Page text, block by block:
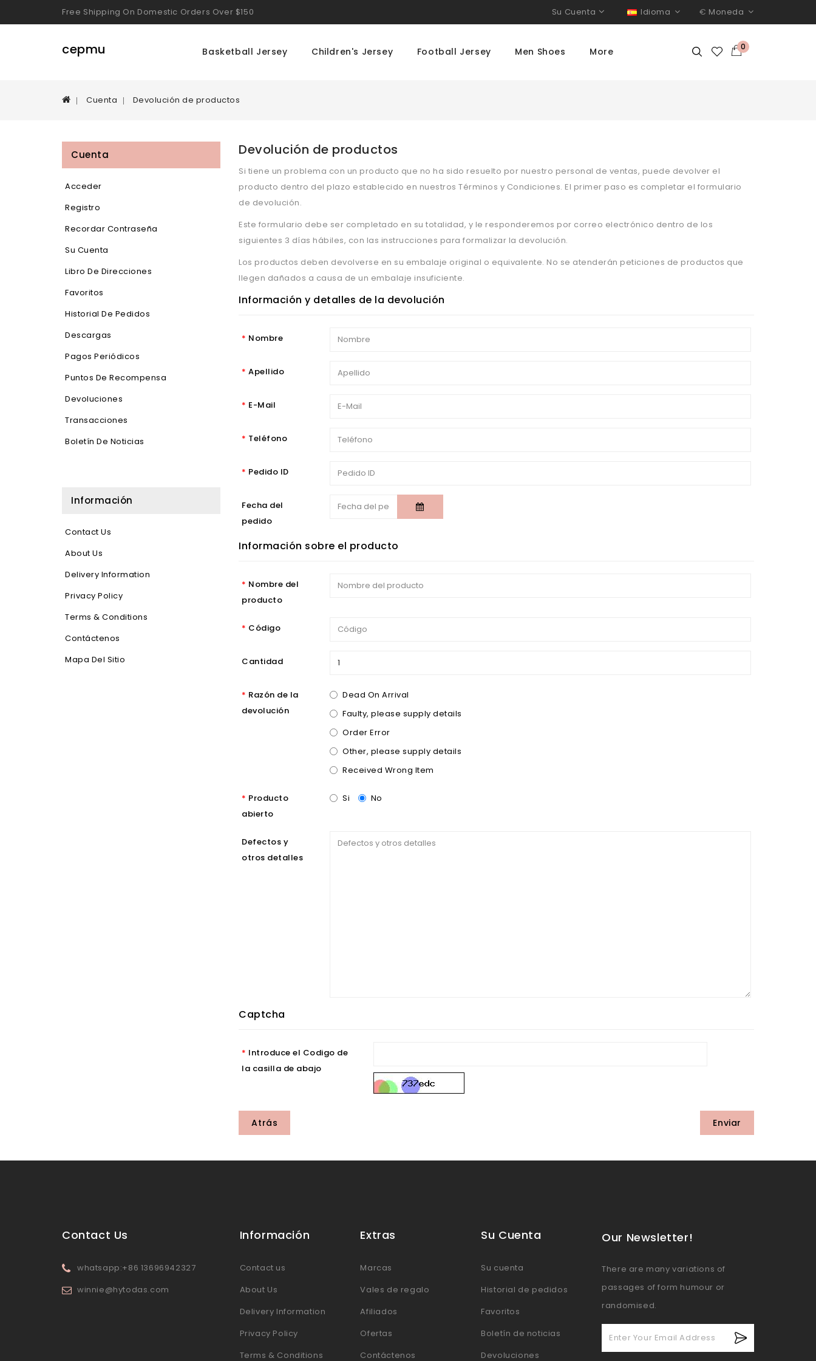
Free Shipping On Domestic Orders Over $150 Su Cuenta Idioma € Moneda
cepmu 0
Basketball Jersey Children's Jersey Football Jersey Men Shoes More
Cuenta Devolución de productos
Cuenta
Acceder
Registro
Recordar Contraseña
Su Cuenta
Libro De Direcciones
Favoritos
Historial De Pedidos
Descargas
Pagos Periódicos
Puntos De Recompensa
Devoluciones
Transacciones
Boletín De Noticias
Información
Contact Us
About Us
Delivery Information
Privacy Policy
Terms & Conditions
Contáctenos
Mapa Del Sitio
Devolución de productos
Si tiene un problema con un producto que no ha sido resuelto por nuestro personal de ventas, puede devolver el
producto dentro del plazo establecido en nuestros Términos y Condiciones. El primer paso es completar el formulario
de devolución.
Este formulario debe ser completado en su totalidad, y le responderemos por correo electrónico dentro de los
siguientes 3 días hábiles, con las instrucciones para formalizar la devolución.
Los productos deben devolverse en su embalaje original o equivalente. No se atenderán peticiones de productos que
llegen dañados a causa de un embalaje insuficiente.
Información y detalles de la devolución
Nombre
Apellido
E-Mail
Teléfono
Pedido ID
Fecha del
pedido
Información sobre el producto
Nombre del
producto
Código
Cantidad
Razón de la
devolución
Dead On Arrival
Faulty, please supply details
Order Error
Other, please supply details
Received Wrong Item
Producto
abierto
Si No
Defectos y
otros detalles
Captcha
Introduce el Codigo de
la casilla de abajo
Atrás
Contact Us
whatsapp:+86 13696942327
winnie@hytodas.com
Información
Contact us
About Us
Delivery Information
Privacy Policy
Terms & Conditions
Extras
Marcas
Vales de regalo
Afiliados
Ofertas
Contáctenos
Su Cuenta
Su cuenta
Historial de pedidos
Favoritos
Boletín de noticias
Devoluciones
Our Newsletter!
There are many variations of
passages of form humour or
randomised.